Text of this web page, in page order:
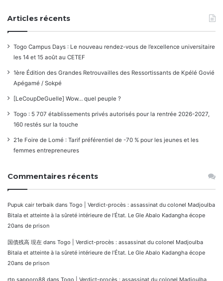
Articles récents
Togo Campus Days : Le nouveau rendez-vous de l’excellence universitaire
les 14 et 15 août au CETEF
1ère Édition des Grandes Retrouvailles des Ressortissants de Kpélé Govié
Apégamé / Sokpé
[LeCoupDeGuelle] Wow… quel peuple ?
Togo : 5 707 établissements privés autorisés pour la rentrée 2026-2027,
160 restés sur la touche
21e Foire de Lomé : Tarif préférentiel de -70 % pour les jeunes et les
femmes entrepreneures
Commentaires récents
Pupuk cair terbaik dans Togo | Verdict-procès : assassinat du colonel Madjoulba
Bitala et atteinte à la sûreté intérieure de l’État. Le Gle Abalo Kadangha écope
20ans de prison
国債残高 現在 dans Togo | Verdict-procès : assassinat du colonel Madjoulba
Bitala et atteinte à la sûreté intérieure de l’État. Le Gle Abalo Kadangha écope
20ans de prison
rtp sapporo88 dans Togo | Verdict-procès : assassinat du colonel Madjoulba